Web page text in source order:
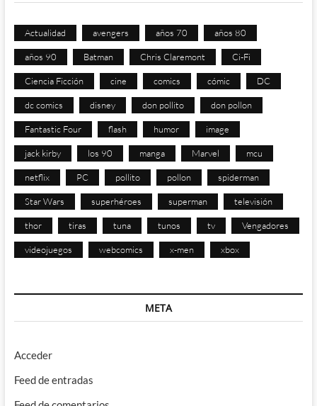
Actualidad avengers años 70 años 80
años 90 Batman Chris Claremont Ci-Fi
Ciencia Ficción cine comics cómic DC
dc comics disney don pollito don pollon
Fantastic Four flash humor image
jack kirby los 90 manga Marvel mcu
netflix PC pollito pollon spiderman
Star Wars superhéroes superman televisión
thor tiras tuna tunos tv Vengadores
videojuegos webcomics x-men xbox
META
Acceder
Feed de entradas